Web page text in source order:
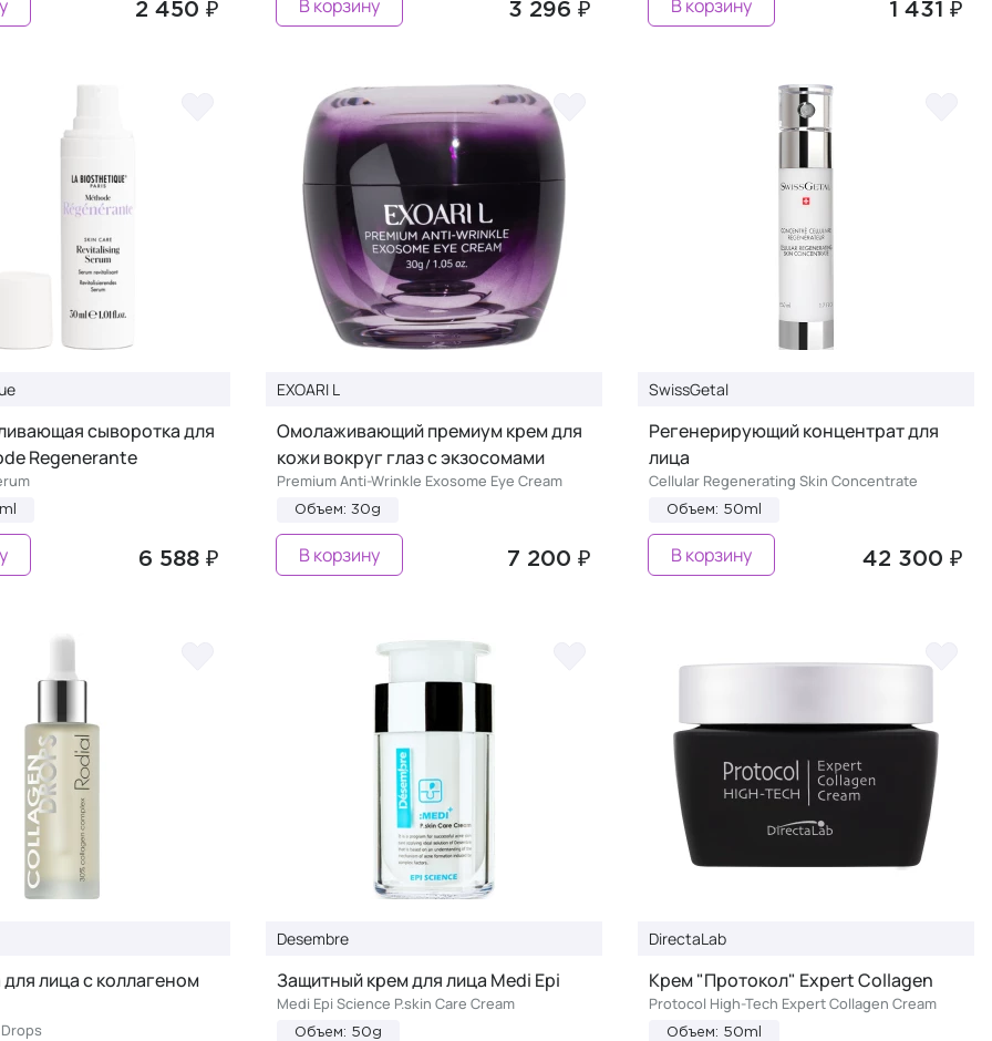
2 450 ₽ 3 296 ₽
В корзину 1 431 ₽
В корзину
сыворотка для
Regenerante
6 588 ₽
EXOARI L
Омолаживающий премиум крем для
кожи вокруг глаз с экзосомами
Premium Anti-Wrinkle Exosome Eye Cream
Объем: 30g
7 200 ₽
В корзину
SwissGetal
Регенерирующий концентрат для
лица
Cellular Regenerating Skin Concentrate
Объем: 50ml
42 300 ₽
В корзину
лица с коллагеном
Desembre
Защитный крем для лица Medi Epi
Medi Epi Science P.skin Care Cream
Объем: 50g
DirectaLab
Крем "Протокол" Expert Collagen
Protocol High-Tech Expert Collagen Cream
Объем: 50ml